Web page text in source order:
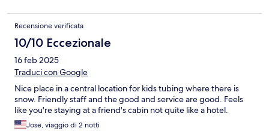
Recensione verificata
10/10 Eccezionale
16 feb 2025
Traduci con Google
Nice place in a central location for kids tubing where there is
snow. Friendly staff and the good and service are good. Feels
like you're staying at a friend's cabin not quite like a hotel.
Jose, viaggio di 2 notti